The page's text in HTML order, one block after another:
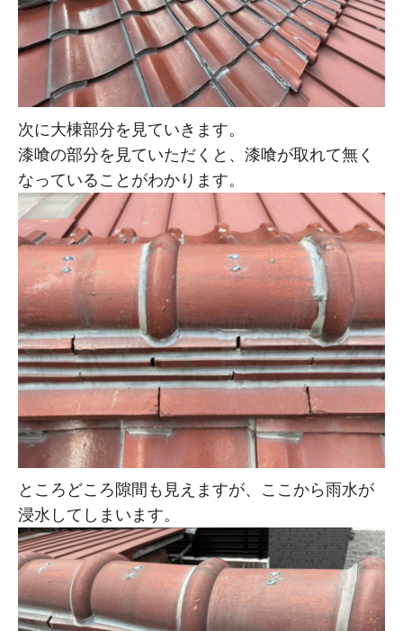
次に大棟部分を見ていきます。
漆喰の部分を見ていただくと、漆喰が取れて無く
なっていることがわかります。
ところどころ隙間も見えますが、ここから雨水が
浸水してしまいます。